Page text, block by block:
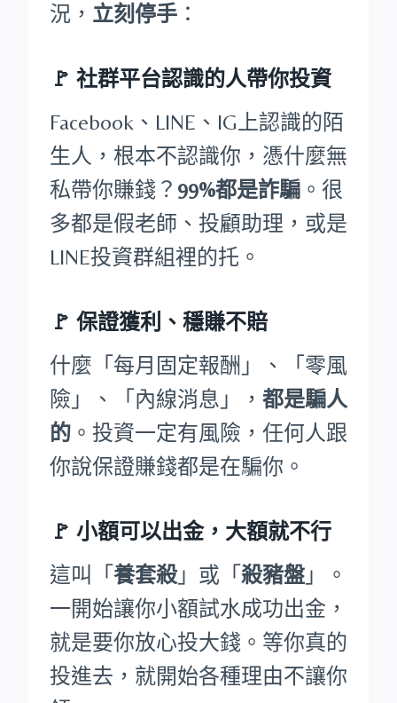
況， 立刻停手 ：
🚩 社群平台認識的人帶你投資
Facebook、LINE、IG上認識的陌
生人，根本不認識你，憑什麼無
私帶你賺錢？ 99%都是詐騙 。很
多都是假老師、投顧助理，或是
LINE投資群組裡的托。
🚩 保證獲利、穩賺不賠
什麼「每月固定報酬」、「零風
險」、「內線消息」， 都是騙人
的 。投資一定有風險，任何人跟
你說保證賺錢都是在騙你。
🚩 小額可以出金，大額就不行
這叫「 養套殺」或「 殺豬盤 」。
一開始讓你小額試水成功出金，
就是要你放心投大錢。等你真的
投進去，就開始各種理由不讓你